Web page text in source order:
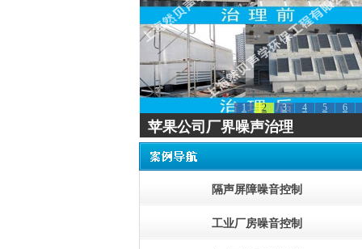
1 2 3 4 5 6
松江万达屋面降噪工程
隔声屏障噪音控制
工业厂房噪音控制